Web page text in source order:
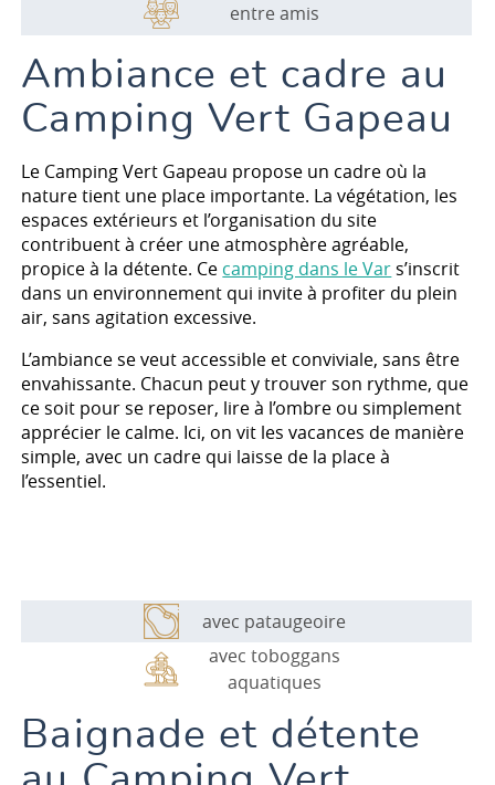
entre amis
Ambiance et cadre au
Camping Vert Gapeau
Le Camping Vert Gapeau propose un cadre où la
nature tient une place importante. La végétation, les
espaces extérieurs et l’organisation du site
contribuent à créer une atmosphère agréable,
propice à la détente. Ce camping dans le Vars’inscrit
dans un environnement qui invite à profiter du plein
air, sans agitation excessive.
L’ambiance se veut accessible et conviviale, sans être
envahissante. Chacun peut y trouver son rythme, que
ce soit pour se reposer, lire à l’ombre ou simplement
apprécier le calme. Ici, on vit les vacances de manière
simple, avec un cadre qui laisse de la place à
l’essentiel.
avec pataugeoire
avec toboggans
aquatiques
Baignade et détente